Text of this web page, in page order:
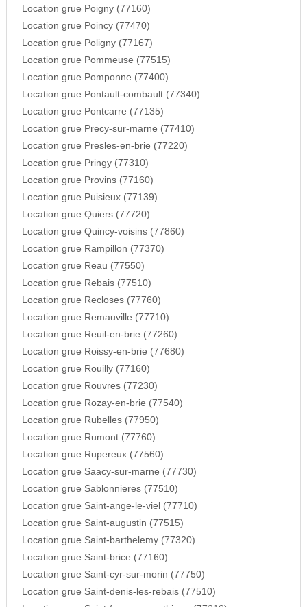
Location grue Poigny (77160)
Location grue Poincy (77470)
Location grue Poligny (77167)
Location grue Pommeuse (77515)
Location grue Pomponne (77400)
Location grue Pontault-combault (77340)
Location grue Pontcarre (77135)
Location grue Precy-sur-marne (77410)
Location grue Presles-en-brie (77220)
Location grue Pringy (77310)
Location grue Provins (77160)
Location grue Puisieux (77139)
Location grue Quiers (77720)
Location grue Quincy-voisins (77860)
Location grue Rampillon (77370)
Location grue Reau (77550)
Location grue Rebais (77510)
Location grue Recloses (77760)
Location grue Remauville (77710)
Location grue Reuil-en-brie (77260)
Location grue Roissy-en-brie (77680)
Location grue Rouilly (77160)
Location grue Rouvres (77230)
Location grue Rozay-en-brie (77540)
Location grue Rubelles (77950)
Location grue Rumont (77760)
Location grue Rupereux (77560)
Location grue Saacy-sur-marne (77730)
Location grue Sablonnieres (77510)
Location grue Saint-ange-le-viel (77710)
Location grue Saint-augustin (77515)
Location grue Saint-barthelemy (77320)
Location grue Saint-brice (77160)
Location grue Saint-cyr-sur-morin (77750)
Location grue Saint-denis-les-rebais (77510)